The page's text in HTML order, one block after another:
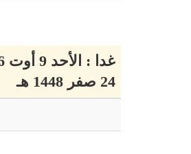
غدا : الأحد 9 أوت 2026 م
24 صفر 1448 هـ